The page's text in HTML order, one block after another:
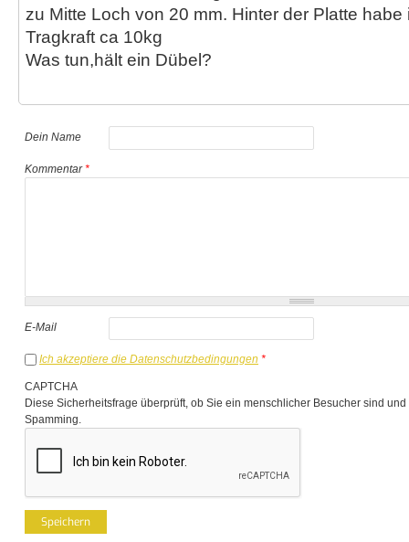
zu Mitte Loch von 20 mm. Hinter der Platte habe
Tragkraft ca 10kg
Was tun,hält ein Dübel?
Dein Name
Kommentar*
E-Mail
Ich akzeptiere die Datenschutzbedingungen *
CAPTCHA
Diese Sicherheitsfrage überprüft, ob Sie ein menschlicher Besucher sind
Spamming.